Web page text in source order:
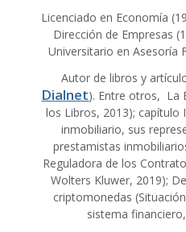
Licenciado en Economía
Dirección de Empresas
Universitario en Asesoría
Autor de libros y
Dialnet). Entre otros, La
los Libros, 2013); capítulo
inmobiliario, sus
prestamistas
Reguladora de los
Wolters Kluwer, 2019);
criptomonedas
sistema